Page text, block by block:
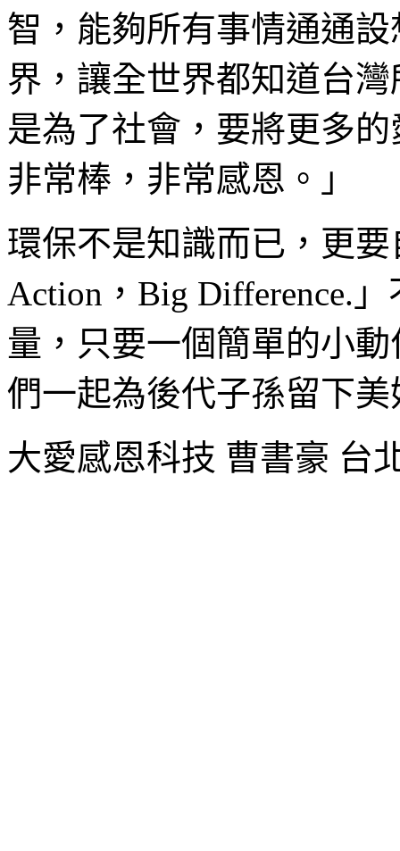
智，能夠所有事情通通
界，讓全世界都知道台
是為了社會，要將更多
非常棒，非常感恩。」
環保不是知識而已，更
Action，Big Difference.
量，只要一個簡單的小
們一起為後代子孫留下
大愛感恩科技 曹書豪 台